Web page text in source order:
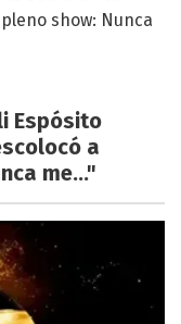
Espósito
a
me..."